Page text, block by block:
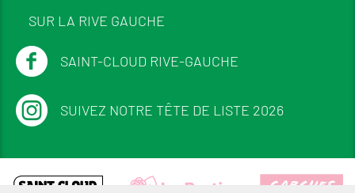
SUR LA RIVE GAUCHE
SAINT-CLOUD RIVE-GAUCHE
SUIVEZ NOTRE TÊTE DE LISTE 2026